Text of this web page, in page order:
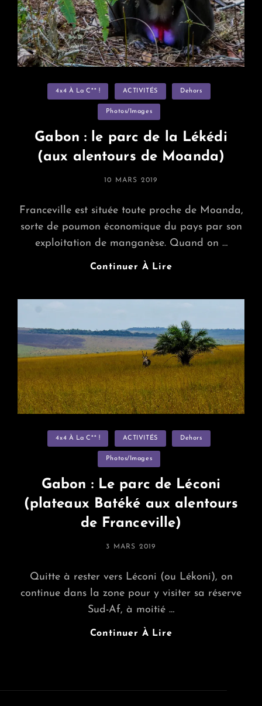
Categories
4x4 À La C** ! ACTIVITÉS Dehors
Photos/images
Gabon : le parc de la Lékédi
(aux alentours de Moanda)
POSTED
10 MARS 2019
Franceville est située toute proche de Moanda,
sorte de poumon économique du pays par son
exploitation de manganèse. Quand on …
Continuer À LireGabon
De
La
Lékédi
(aux
Alentours
De
Moanda)
Categories
4x4 À La C** ! ACTIVITÉS Dehors
Photos/images
Gabon : Le parc de Léconi
(plateaux Batéké aux alentours
de Franceville)
POSTED
3 MARS 2019
Quitte à rester vers Léconi (ou Lékoni), on
continue dans la zone pour y visiter sa réserve
Sud-Af, à moitié …
Continuer À LireGabon
De